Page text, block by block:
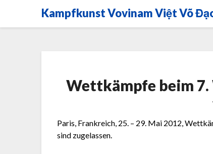
Kampfkunst Vovinam Việt Võ
Wettkämpfe beim
Paris, Frankreich, 25. – 29. Mai 2012,
sind zugelassen.